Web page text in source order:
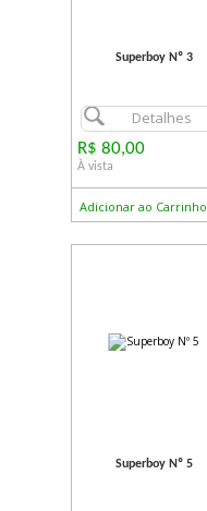
Superboy Nº 3
Detalhes
R$ 80,00
À vista
Adicionar ao Carrinho
Superboy Nº 5